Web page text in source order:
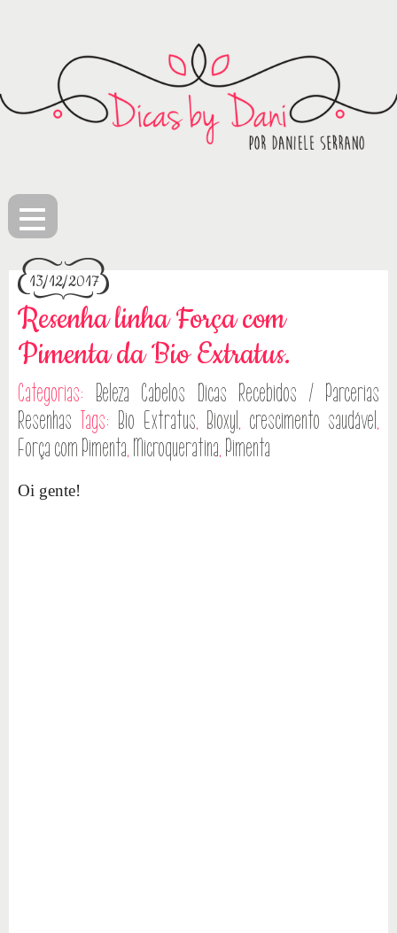
≡
13/12/2017
Resenha linha Força com
Pimenta da Bio Extratus.
Categorias: Beleza Cabelos Dicas Recebidos / Parcerias
Resenhas Tags: Bio Extratus, Bioxyl, crescimento saudável,
Força com Pimenta, Microqueratina, Pimenta
Oi gente!